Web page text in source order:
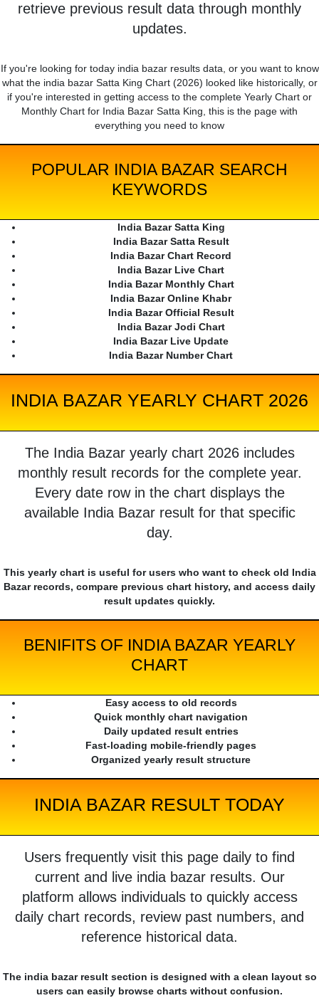
retrieve previous result data through monthly
updates.
If you're looking for today india bazar results data, or you want to know
what the india bazar Satta King Chart (2026) looked like historically, or
if you're interested in getting access to the complete Yearly Chart or
Monthly Chart for India Bazar Satta King, this is the page with
everything you need to know
POPULAR INDIA BAZAR SEARCH
KEYWORDS
India Bazar Satta King
India Bazar Satta Result
India Bazar Chart Record
India Bazar Live Chart
India Bazar Monthly Chart
India Bazar Online Khabr
India Bazar Official Result
India Bazar Jodi Chart
India Bazar Live Update
India Bazar Number Chart
INDIA BAZAR YEARLY CHART 2026
The India Bazar yearly chart 2026 includes
monthly result records for the complete year.
Every date row in the chart displays the
available India Bazar result for that specific
day.
This yearly chart is useful for users who want to check old India
Bazar records, compare previous chart history, and access daily
result updates quickly.
BENIFITS OF INDIA BAZAR YEARLY
CHART
Easy access to old records
Quick monthly chart navigation
Daily updated result entries
Fast-loading mobile-friendly pages
Organized yearly result structure
INDIA BAZAR RESULT TODAY
Users frequently visit this page daily to find
current and live india bazar results. Our
platform allows individuals to quickly access
daily chart records, review past numbers, and
reference historical data.
The india bazar result section is designed with a clean layout so
users can easily browse charts without confusion.